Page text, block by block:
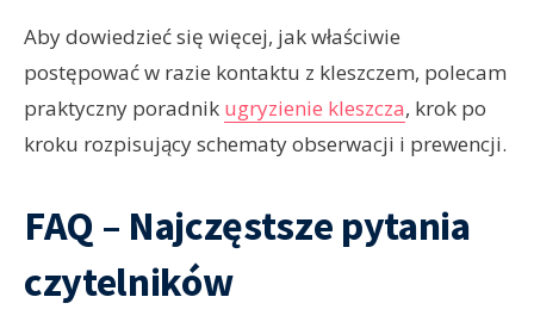
Aby dowiedzieć się więcej, jak właściwie
postępować w razie kontaktu z kleszczem, polecam
praktyczny poradnik ugryzienie kleszcza, krok po
kroku rozpisujący schematy obserwacji i prewencji.
FAQ – Najczęstsze pytania
czytelników